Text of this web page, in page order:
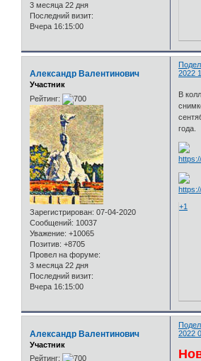
3 месяца 22 дня
Последний визит:
Вчера 16:15:00
2022
Александр Валентинович
Участник
Рейтинг:
Зарегистрирован: 07-04-2020
Сообщений: 10037
Уважение: +10065
Позитив: +8705
Провел на форуме:
3 месяца 22 дня
Последний визит:
Вчера 16:15:00
В
года.
+1
2022
Александр Валентинович
Участник
Рейтинг: